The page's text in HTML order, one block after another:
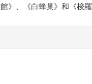
》、《白蜂巢》和《梭羅